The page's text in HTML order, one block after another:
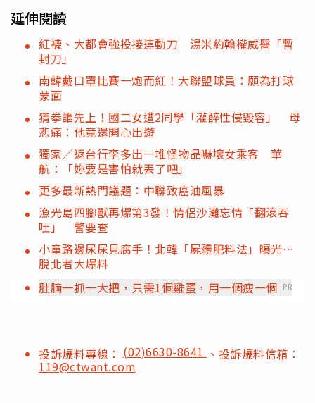
延伸閱讀
紅襪、大都會強投接連動刀 湯米約翰權威醫「暫
封刀」
南韓戴口罩比賽一炮而紅！大聯盟球員：願為打球
蒙面
猜拳誰先上！國二女遭2同學「灌醉性侵毀容」 母
悲痛：他竟還開心出遊
獨家／返台行李多出一堆怪物品嚇壞女乘客 華
航：「妳要是害怕就丟了吧」
更多最新熱門議題：中聯致癌油風暴
漁光島四腳獸再爆第3發！情侶沙灘忘情「翻滾吞
吐」 警要查
小童路邊尿尿見腐手！北韓「屍體肥料法」曝光…
脫北者大爆料
肚腩一抓一大把，只需1個雞蛋，用一個瘦一個 PR
投訴爆料專線： (02)6630-8641 、投訴爆料信箱：
119@ctwant.com